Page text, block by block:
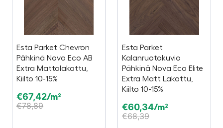
Esta Parket Chevron
Pähkinä Nova Eco AB
Extra Mattalakattu,
Kiilto 10-15%
€67,42/m²
€78,89
Esta Parket
Kalanruotokuvio
Pähkinä Nova Eco Elite
Extra Matt Lakattu,
Kiilto 10-15%
€60,34/m²
€68,39